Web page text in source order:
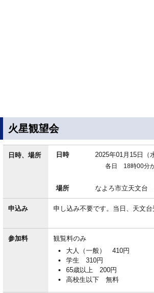
火星観望会
日時、場所 日時 2025年01月15日（
各日 18時00分
場所 なよろ市立天文台
申込み 申し込み不要です。当日、天文台
参加料
観覧料のみ
大人（一般） 410円
学生 310円
65歳以上 200円
高校生以下 無料